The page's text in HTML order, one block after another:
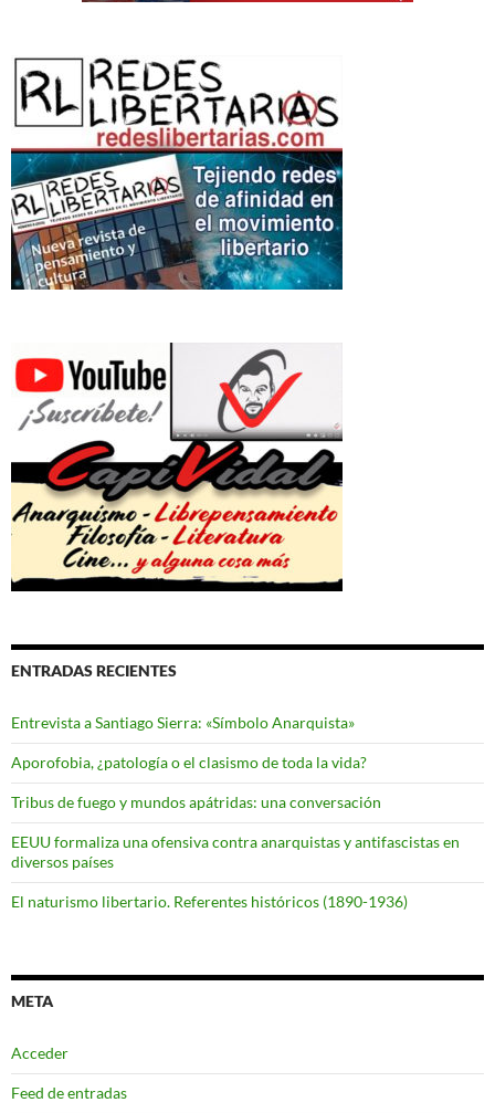
ENTRADAS RECIENTES
Entrevista a Santiago Sierra: «Símbolo Anarquista»
Aporofobia, ¿patología o el clasismo de toda la vida?
Tribus de fuego y mundos apátridas: una conversación
EEUU formaliza una ofensiva contra anarquistas y antifascistas en
diversos países
El naturismo libertario. Referentes históricos (1890-1936)
META
Acceder
Feed de entradas